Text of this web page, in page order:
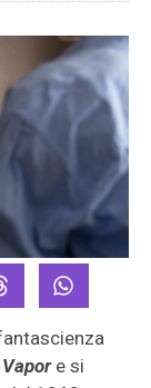
e si